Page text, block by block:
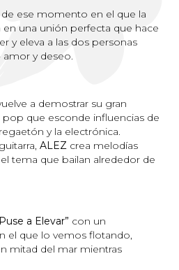
ese momento en el que la
en una unión perfecta que hace
y eleva a las dos personas
y deseo.
a demostrar su gran
que esconde influencias de
y la electrónica.
ALEZ crea melodías
tema que bailan alrededor de
a Elevar” con un
el que lo vemos flotando,
mitad del mar mientras